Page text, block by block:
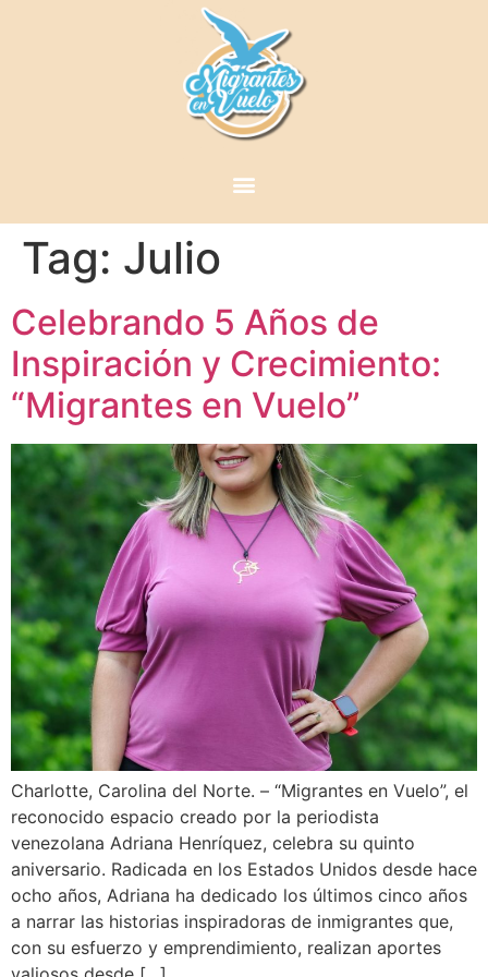
Tag: Julio
Celebrando 5 Años de
Inspiración y Crecimiento:
“Migrantes en Vuelo”
Charlotte, Carolina del Norte. – “Migrantes en Vuelo”, el
reconocido espacio creado por la periodista
venezolana Adriana Henríquez, celebra su quinto
aniversario. Radicada en los Estados Unidos desde hace
ocho años, Adriana ha dedicado los últimos cinco años
a narrar las historias inspiradoras de inmigrantes que,
con su esfuerzo y emprendimiento, realizan aportes